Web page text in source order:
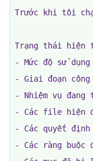
Trước khi tôi
Trạng thái hiện
- Mức độ sử
- Giai đoạn
- Nhiệm vụ
- Các file hiện
- Các quyết
- Các ràng buộc